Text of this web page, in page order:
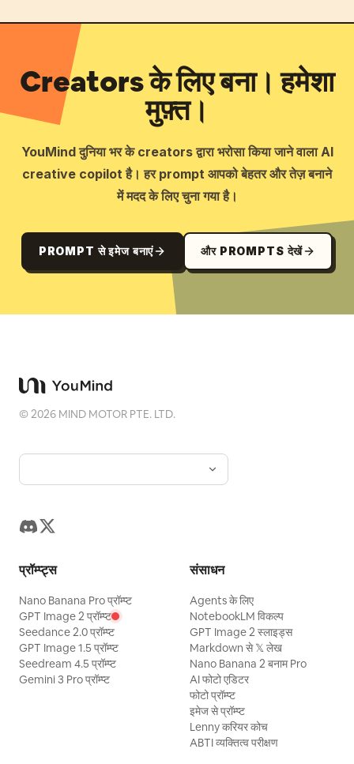
Creators के लिए बना। हमेशा
मुफ़्त।
YouMind दुनिया भर के creators द्वारा भरोसा किया जाने वाला AI
creative copilot है। हर prompt आपको बेहतर और तेज़ बनाने
में मदद के लिए चुना गया है।
PROMPT से इमेज बनाएं और PROMPTS देखें
©2026 MIND MOTOR PTE. LTD.
प्रॉम्प्ट्स
Nano Banana Pro प्रॉम्प्ट
GPT Image 2 प्रॉम्प्ट
Seedance 2.0 प्रॉम्प्ट
GPT Image 1.5 प्रॉम्प्ट
Seedream 4.5 प्रॉम्प्ट
Gemini 3 Pro प्रॉम्प्ट
संसाधन
Agents के लिए
NotebookLM विकल्प
GPT Image 2 स्लाइड्स
Markdown से 𝕏 लेख
Nano Banana 2 बनाम Pro
AI फोटो एडिटर
फोटो प्रॉम्प्ट
इमेज से प्रॉम्प्ट
Lenny करियर कोच
ABTI व्यक्तित्व परीक्षण